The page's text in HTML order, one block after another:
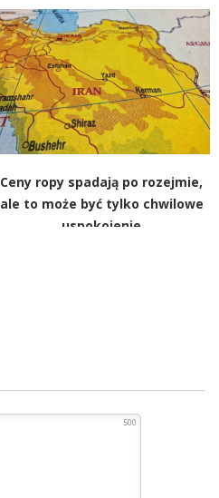
Ceny ropy spadają po rozejmie,
ale to może być tylko chwilowe
uspokojenie
500